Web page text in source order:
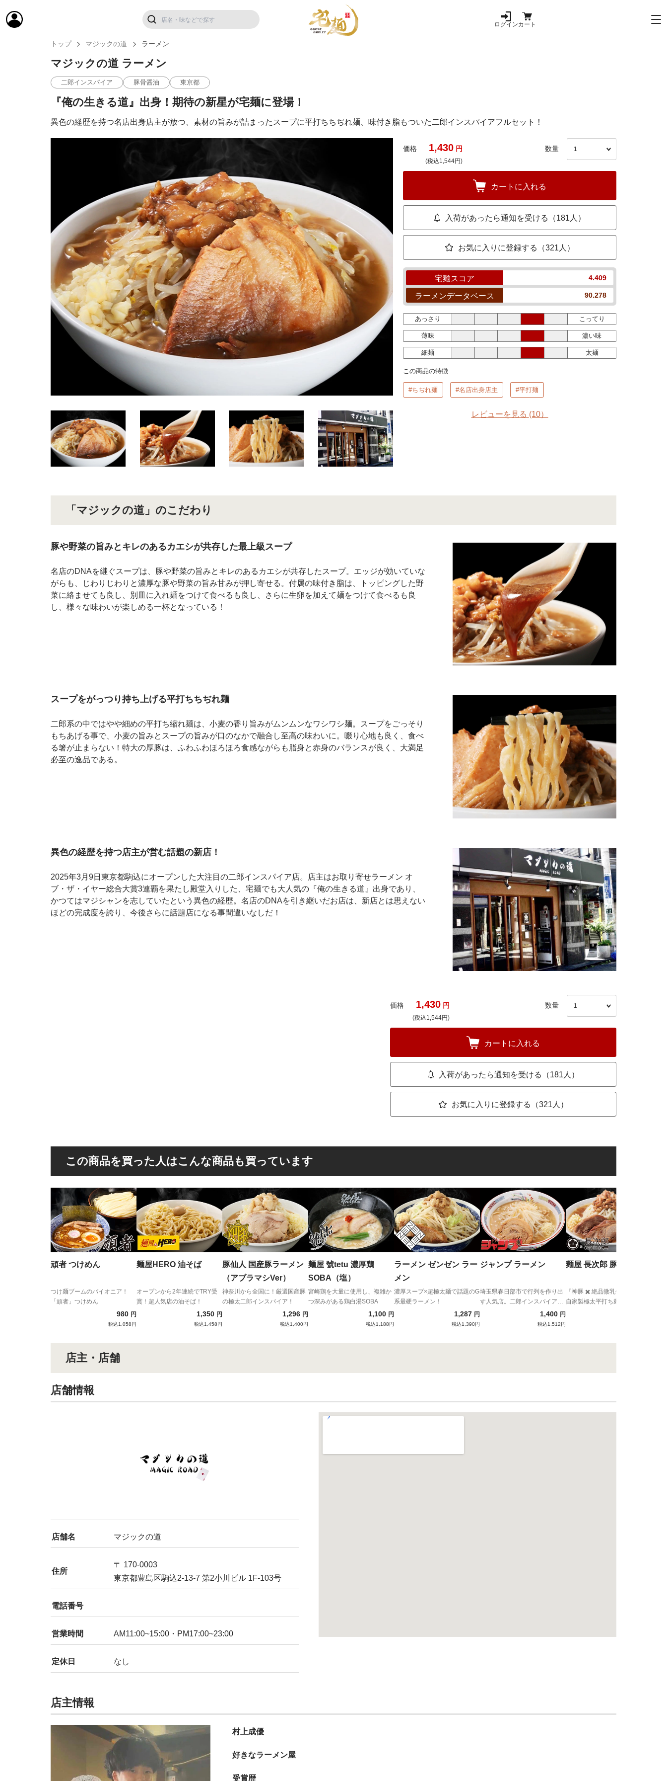
ログインカート
トップ マジックの道 ラーメン
マジックの道 ラーメン
二郎インスパイア 豚骨醤油 東京都
『俺の生きる道』出身！期待の新星が宅麺に登場！
異色の経歴を持つ名店出身店主が放つ、素材の旨みが詰まったスープに平打ちちぢれ麺、味付き脂もついた二郎インスパイアフルセット！
価格 1,430 円
(税込1,544円)
数量
カートに入れる
入荷があったら通知を受ける（181人）
お気に入りに登録する（321人）
宅麺スコア 4.409
ラーメンデータベース 90.278
あっさり こってり
薄味 濃い味
細麺 太麺
この商品の特徴
#ちぢれ麺 #名店出身店主 #平打麺
レビューを見る (10）
「マジックの道」のこだわり
豚や野菜の旨みとキレのあるカエシが共存した最上級スープ
名店のDNAを継ぐスープは、豚や野菜の旨みとキレのあるカエシが共存したスープ。エッジが効いていな
がらも、じわりじわりと濃厚な豚や野菜の旨み甘みが押し寄せる。付属の味付き脂は、トッピングした野
菜に絡ませても良し、別皿に入れ麺をつけて食べるも良し、さらに生卵を加えて麺をつけて食べるも良
し、様々な味わいが楽しめる一杯となっている！
スープをがっつり持ち上げる平打ちちぢれ麺
二郎系の中ではやや細めの平打ち縮れ麺は、小麦の香り旨みがムンムンなワシワシ麺。スープをごっそり
もちあげる事で、小麦の旨みとスープの旨みが口のなかで融合し至高の味わいに。啜り心地も良く、食べ
る箸が止まらない！特大の厚豚は、ふわふわほろほろ食感ながらも脂身と赤身のバランスが良く、大満足
必至の逸品である。
異色の経歴を持つ店主が営む話題の新店！
2025年3月9日東京都駒込にオープンした大注目の二郎インスパイア店。店主はお取り寄せラーメン オ
ブ・ザ・イヤー総合大賞3連覇を果たし殿堂入りした、宅麺でも大人気の『俺の生きる道』出身であり、
かつてはマジシャンを志していたという異色の経歴。名店のDNAを引き継いだお店は、新店とは思えない
ほどの完成度を誇り、今後さらに話題店になる事間違いなしだ！
価格 1,430 円
(税込1,544円)
数量
カートに入れる
入荷があったら通知を受ける（181人）
お気に入りに登録する（321人）
この商品を買った人はこんな商品も買っています
頑者 つけめん
つけ麺ブームのパイオニア！
「頑者」つけめん
980 円
税込1,058円
麺屋HERO 油そば
オープンから2年連続でTRY受
賞！超人気店の油そば！
1,350 円
税込1,458円
豚仙人 国産豚ラーメン
（アブラマシVer）
神奈川から全国に！厳選国産豚
の極太二郎インスパイア！
1,296 円
税込1,400円
麺屋 號tetu 濃厚鶏
SOBA（塩）
宮崎鶏を大量に使用し、複雑か
つ深みがある鶏白湯SOBA
1,100 円
税込1,188円
ラーメン ゼンゼン ラー
メン
濃厚スープ×超極太麺で話題のG
系最硬ラーメン！
1,287 円
税込1,390円
ジャンプ ラーメン
埼玉県春日部市で行列を作り出
す人気店。二郎インスパイア系
のパイオニア『ジャンプ』が宅
1,400 円
税込1,512円
麺屋 長次郎 豚麺
『神豚 ✖️ 絶品微乳化スープ ✖️
自家製極太平打ち麺 ✖️ 特製脂だ
店主・店舗
店舗情報
店舗名 マジックの道
住所
〒 170-0003
東京都豊島区駒込2-13-7 第2小川ビル 1F-103号
電話番号
営業時間 AM11:00~15:00・PM17:00~23:00
定休日 なし
店主情報
村上成優
好きなラーメン屋
受賞歴